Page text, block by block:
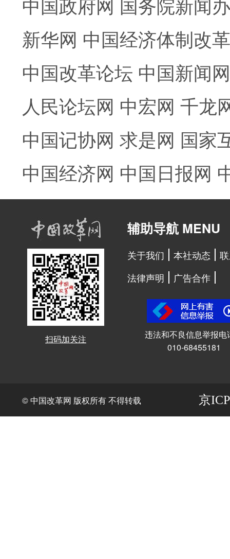
新华网 中国经济体制改
中国改革论坛 中国新闻网
人民论坛网 中宏网 千龙
中国记协网 求是网 国家
中国经济网 中国日报网
扫码加关注
辅助导航 MENU
关于我们 本社动态
法律声明
广告合作
违法和不良信息举报电
010-68455181
© 中国改革网 版权所有 不得转载 京